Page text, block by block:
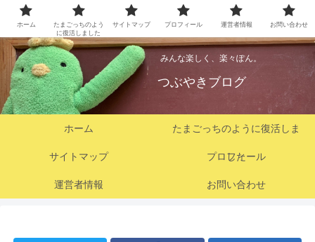
みんな楽しく、楽々ぽん。
つぶやきブログ
ホーム たまごっちのように復活しま
した
サイトマップ プロフィール
運営者情報 お問い合わせ
ホーム
たまごっちのよう
に復活しました
サイトマップ プロフィール 運営者情報 お問い合わせ